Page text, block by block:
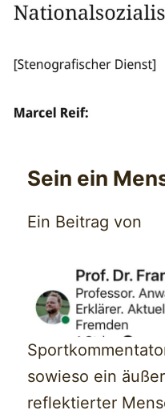
Sein ein
Ein Beitrag von
sowieso ein
reflektierter